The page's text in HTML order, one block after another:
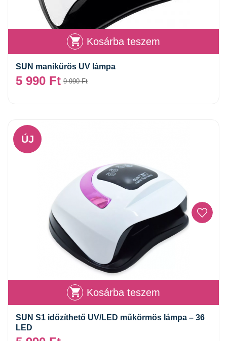
Kosárba teszem
SUN manikűrös UV lámpa
9 990Ft
5 990 Ft
ÚJ
Kosárba teszem
SUN S1 időzíthető UV/LED műkörmös lámpa – 36
LED